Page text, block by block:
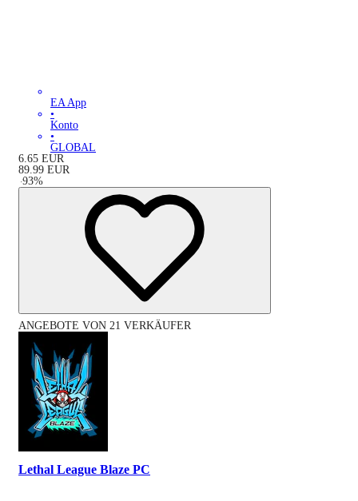
EA App
•
Konto
•
GLOBAL
6.65 EUR
89.99 EUR
-93%
ANGEBOTE VON 21 VERKÄUFER
Lethal League Blaze PC